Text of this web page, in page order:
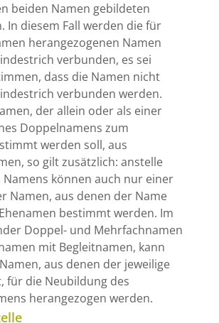
beiden Namen gebildeten
In diesem Fall werden die für
herangezogenen Namen
verbunden, es sei
dass die Namen nicht
verbunden werden.
der allein oder als einer
Doppelnamens zum
werden soll, aus
so gilt zusätzlich: anstelle
Namens können auch nur einer
Namen, aus denen der Name
bestimmt werden. Im
Doppel- und Mehrfachnamen
mit Begleitnamen, kann
aus denen der jeweilige
für die Neubildung des
herangezogen werden.